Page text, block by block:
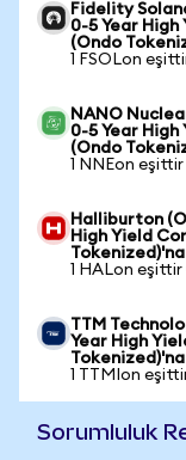
Fidelity
0-5 Year
(Ondo
1 FSOLon
NANO
0-5 Year
(Ondo
1 NNEon
Halliburton
High Yield
Tokenized)'na
1 HALon eşittir
TTM
Year High
Tokenized)'na
1 TTMIon
Sorumluluk